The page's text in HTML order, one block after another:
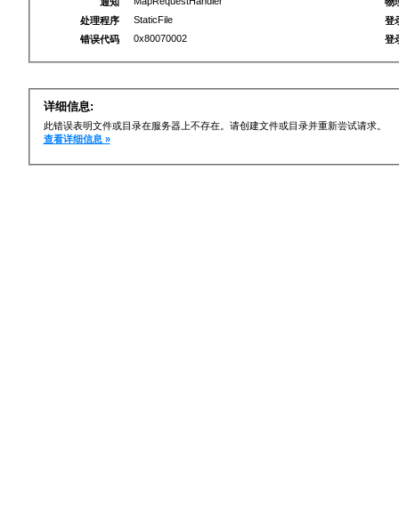
处理程序
StaticFile
错误代码
0x80070002
登
登
详细信息:
此错误表明文件或目录在服务器上不存在。请创建文件或目录并重新尝试请求。
查看详细信息 »